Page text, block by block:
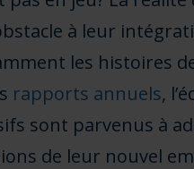
à leur
les histoires
rapports annuels,
sont parvenus à
de leur nouvel